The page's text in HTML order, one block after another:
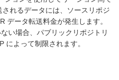
れるデータには、ソースリポジ
データ転送料金が発生します。
い場合、パブリックリポジトリ
によって制限されます。